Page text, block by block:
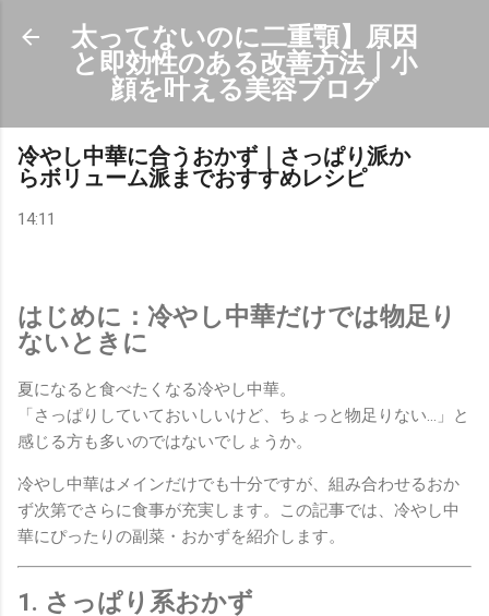
スキップしてメイン コンテンツに移動
太ってないのに二重顎】原因
と即効性のある改善方法｜小
顔を叶える美容ブログ
冷やし中華に合うおかず｜さっぱり派か
らボリューム派までおすすめレシピ
14:11
はじめに：冷やし中華だけでは物足り
ないときに
夏になると食べたくなる冷やし中華。
「さっぱりしていておいしいけど、ちょっと物足りない…」と
感じる方も多いのではないでしょうか。
冷やし中華はメインだけでも十分ですが、組み合わせるおか
ず次第でさらに食事が充実します。この記事では、冷やし中
華にぴったりの副菜・おかずを紹介します。
1. さっぱり系おかず